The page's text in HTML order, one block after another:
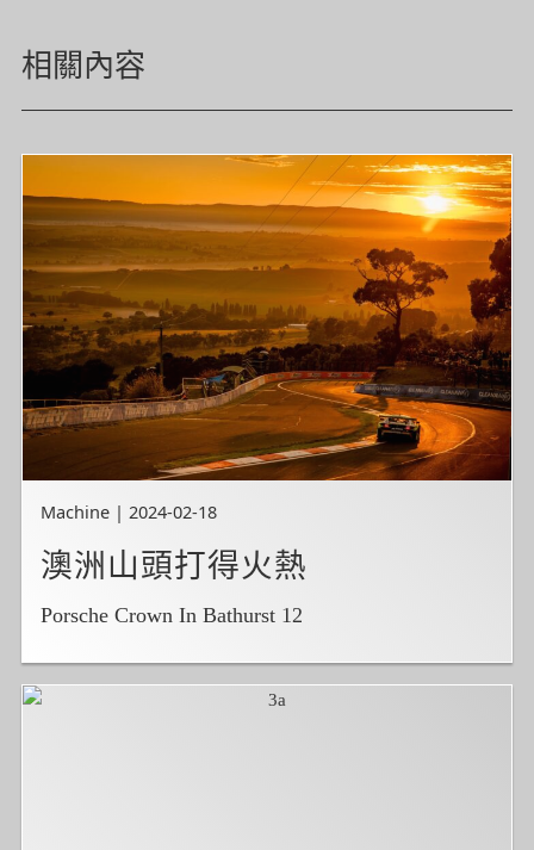
相關內容
Machine | 2024-02-18
澳洲山頭打得火熱
Porsche Crown In Bathurst 12